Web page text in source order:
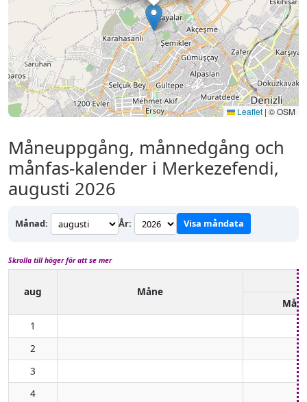
Leaflet | © OSM
Måneuppgång, månnedgång och
månfas-kalender i Merkezefendi,
augusti 2026
Månad: År: Visa måndata
Skrolla till höger för att se mer
aug
Måne
1
2
3
4